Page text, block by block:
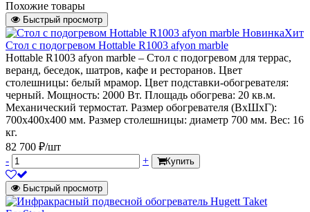
Похожие товары
Быстрый просмотр
НовинкаХит
Стол с подогревом Hottable R1003 afyon marble
Hottable R1003 afyon marble – Стол с подогревом для террас,
веранд, беседок, шатров, кафе и ресторанов. Цвет
столешницы: белый мрамор. Цвет подставки-обогревателя:
черный. Мощность: 2000 Вт. Площадь обогрева: 20 кв.м.
Механический термостат. Размер обогревателя (ВxШхГ):
700x400х400 мм. Размер столешницы: диаметр 700 мм. Вес: 16
кг.
82 700 ₽/шт
-
+ Купить
Быстрый просмотр